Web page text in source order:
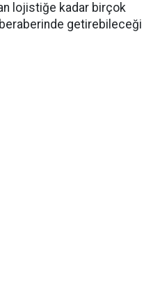
lojistiğe kadar birçok
beraberinde getirebileceği